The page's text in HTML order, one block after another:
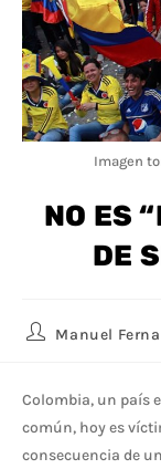
Imagen
NO ES
DE
Manuel
Colombia, un país
común, hoy es
consecuencia de